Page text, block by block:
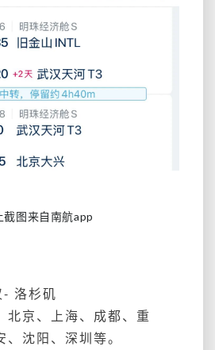
截图来自南航app
洛杉矶
北京、上海、成都、重
沈阳、深圳等。